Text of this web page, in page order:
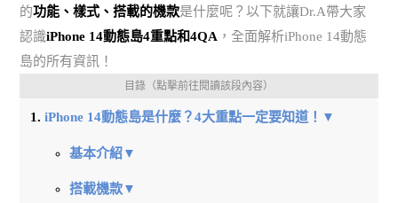
的功能、樣式、搭載的機款是什麼呢？以下就讓Dr.A帶大家
認識iPhone 14動態島4重點和4QA ，全面解析iPhone 14動態
島的所有資訊！
目錄（點擊前往閱讀該段內容）
iPhone 14動態島是什麼？4大重點一定要知道！▼
基本介紹▼
搭載機款▼